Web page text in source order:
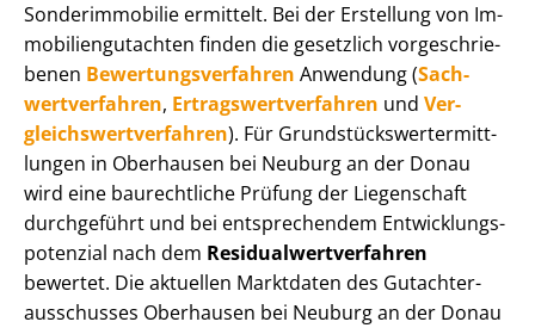
Sonderimmobilie ermittelt. Bei der Erstellung von Im­
mo­bi­li­en­gut­ach­ten finden die gesetzlich vor­ge­schrie­
be­nen Be­wer­tungs­ver­fah­ren Anwendung (Sach­
wert­ver­fah­ren, Er­trags­wert­ver­fah­ren und Ver­
gleichs­wert­ver­fah­ren). Für Grund­stücks­wert­ermitt­
lun­gen in Oberhausen bei Neuburg an der Donau
wird eine baurechtliche Prüfung der Liegenschaft
durchgeführt und bei entsprechendem Ent­wick­lungs­
po­ten­zi­al nach dem Re­si­du­al­wert­ver­fah­ren
bewertet. Die aktuellen Marktdaten des Gut­ach­ter­
aus­schus­ses Oberhausen bei Neuburg an der Donau